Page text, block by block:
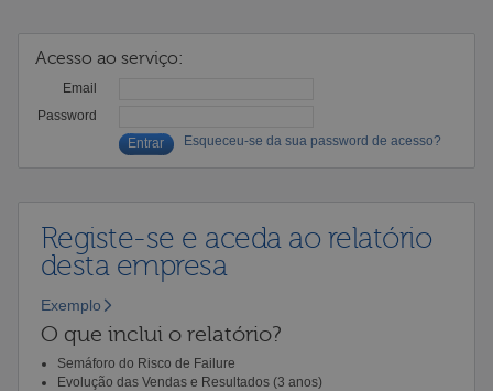
Acesso ao serviço:
Email
Password
Esqueceu-se da sua password de acesso?
Registe-se e aceda ao relatório
desta empresa
Exemplo
O que inclui o relatório?
Semáforo do Risco de Failure
Evolução das Vendas e Resultados (3 anos)